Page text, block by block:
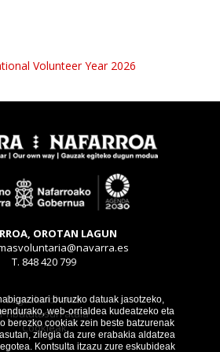
buruzko datuak jasotzeko,
web-orrialdea kudeatzeko eta
berezko cookiak zein beste batzurenak
zilegia da zure erabakia aldatzea
Kontsulta itzazu zure eskubideak
OROTAN LAGUN
T. 848 420 799
Legezko oharra
Pribatutasun atala
Cookieak